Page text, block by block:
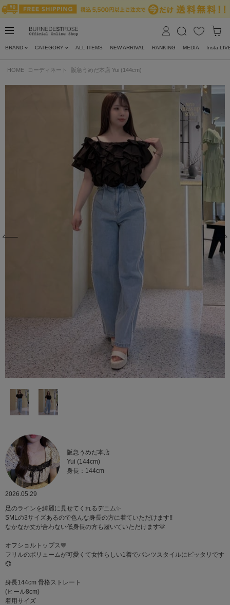
BRAND CATEGORY ALL ITEMS NEW ARRIVAL RANKING MEDIA Insta
HOME コーディネート 阪急うめだ本店 Yui (144cm)
阪急うめだ本店
Yui (144cm)
身長：144cm
2026.05.29
足のラインを綺麗に見せてくれるデニム✨️
SMLの3サイズあるので色んな身長の方に着ていただけます!!
なかなか丈が合わない低身長の方も履いていただけます🫶
オフショルトップス‪🤎
フリルのボリュームが可愛くて女性らしい1着でパンツスタイルにピッタリです
💞
身長144cm 骨格ストレート
(ヒール8cm)
着用サイズ